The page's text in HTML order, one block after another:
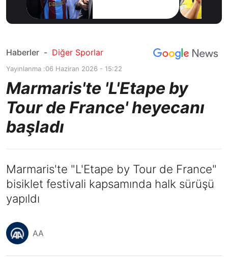
Haberler - Diğer Sporlar
Yayınlanma :06 Haziran 2026 - 15:22
Marmaris'te 'L'Etape by
Tour de France' heyecanı
başladı
Marmaris'te "L'Etape by Tour de France"
bisiklet festivali kapsamında halk sürüşü
yapıldı
AA